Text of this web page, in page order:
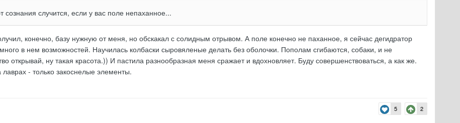
сознания случится, если у вас поле непаханное...
конечно, базу нужную от меня, но обскакал с солидным отрывом. А поле конечно не паханное, я сейчас дегидратор
в нем возможностей. Научилась колбаски сыровяленые делать без оболочки. Пополам сгибаются, собаки, и не
открывай, ну такая красота.)) И пастила разнообразная меня сражает и вдохновляет. Буду совершенствоваться, а как же.
- только закоснелые элементы.
5 2